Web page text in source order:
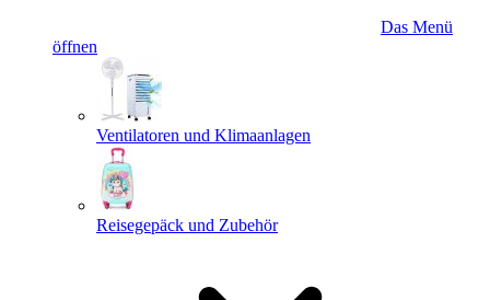
Das Menü
öffnen
Ventilatoren und Klimaanlagen
Reisegepäck und Zubehör